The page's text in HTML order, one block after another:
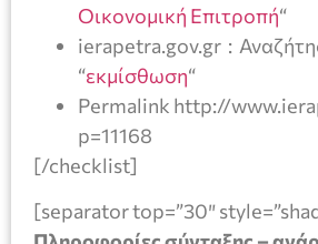
Οικονομική Επιτροπή“
ierapetra.gov.gr :
“εκμίσθωση“
Permalink http://
p=11168
[/checklist]
[separator top=”30″